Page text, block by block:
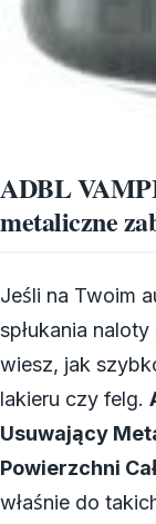
ADBL
metaliczne
Jeśli na Twoim
spłukania
wiesz, jak
lakieru czy felg.
Usuwający
Powierzchni
właśnie do